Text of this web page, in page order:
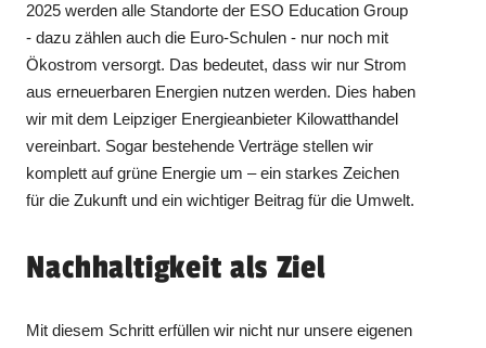
2025 werden alle Standorte der ESO Education Group
- dazu zählen auch die Euro-Schulen - nur noch mit
Ökostrom versorgt. Das bedeutet, dass wir nur Strom
aus erneuerbaren Energien nutzen werden. Dies haben
wir mit dem Leipziger Energieanbieter Kilowatthandel
vereinbart. Sogar bestehende Verträge stellen wir
komplett auf grüne Energie um – ein starkes Zeichen
für die Zukunft und ein wichtiger Beitrag für die Umwelt.
Nachhaltigkeit als Ziel
Mit diesem Schritt erfüllen wir nicht nur unsere eigenen